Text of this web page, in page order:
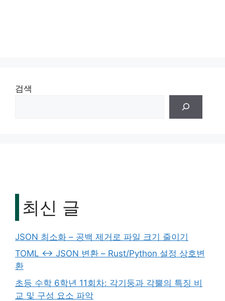
검색
최신 글
JSON 최소화 – 공백 제거로 파일 크기 줄이기
TOML ↔ JSON 변환 – Rust/Python 설정 상호변
환
초등 수학 6학년 11회차: 각기둥과 각뿔의 특징 비
교 및 구성 요소 파악